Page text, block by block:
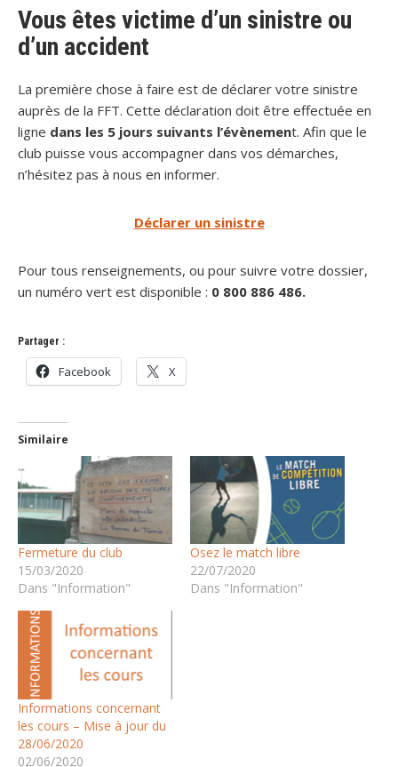
Vous êtes victime d’un sinistre ou
d’un accident
La première chose à faire est de déclarer votre sinistre
auprès de la FFT. Cette déclaration doit être effectuée en
ligne dans les 5 jours suivants l’évènement. Afin que le
club puisse vous accompagner dans vos démarches,
n’hésitez pas à nous en informer.
Déclarer un sinistre
Pour tous renseignements, ou pour suivre votre dossier,
un numéro vert est disponible : 0 800 886 486.
Partager :
Facebook X
Similaire
Fermeture du club
15/03/2020
Dans "Information"
Osez le match libre
22/07/2020
Dans "Information"
Informations concernant
les cours – Mise à jour du
28/06/2020
02/06/2020